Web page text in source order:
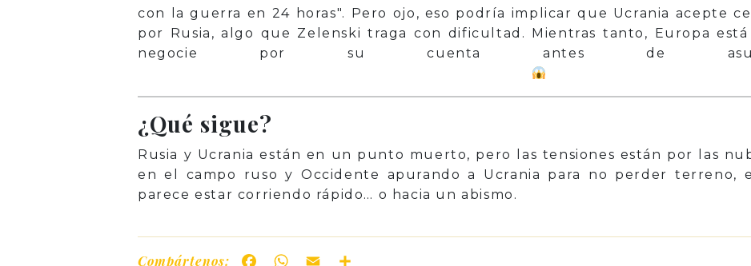
con la guerra en 24 horas". Pero ojo, eso podría implicar que Ucrania acepte
por Rusia, algo que Zelenski traga con dificultad. Mientras tanto, Europa
negocie por su cuenta antes de asumir
¿Qué sigue?
Rusia y Ucrania están en un punto muerto, pero las tensiones están por las
en el campo ruso y Occidente apurando a Ucrania para no perder terreno,
parece estar corriendo rápido… o hacia un abismo.
Compártenos: FacebookWhatsApp
Email